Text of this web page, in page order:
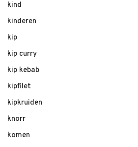
kind
kinderen
kip
kip curry
kip kebab
kipfilet
kipkruiden
knorr
komen